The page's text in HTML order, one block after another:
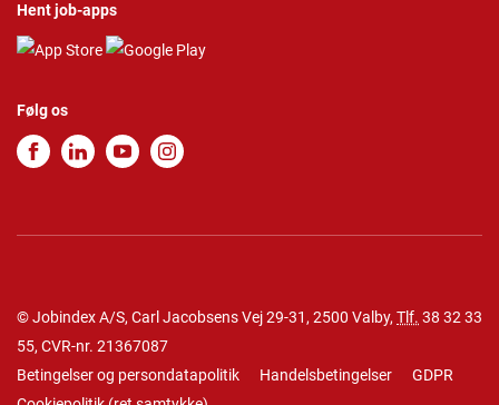
Hent job-apps
Følg os
© Jobindex A/S, Carl Jacobsens Vej 29-31, 2500 Valby, Tlf. 38 32 33
55, CVR-nr. 21367087
Betingelser og persondatapolitik
Handelsbetingelser
GDPR